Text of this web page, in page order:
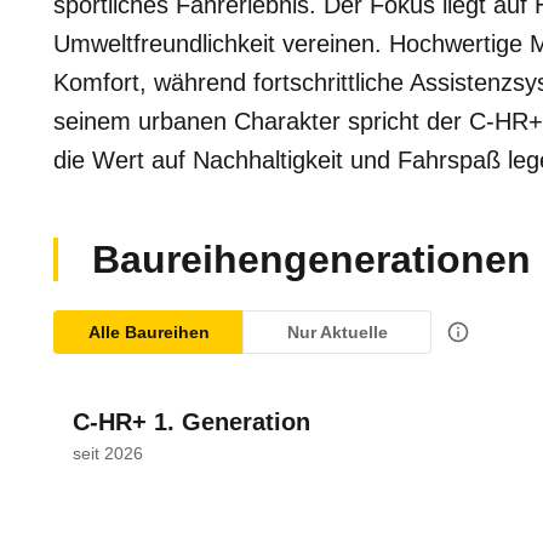
Umweltfreundlichkeit vereinen. Hochwertige
Komfort, während fortschrittliche
seinem urbanen Charakter spricht der C-
die Wert auf Nachhaltigkeit und Fahrspaß
Baureihengenerationen
Alle Baureihen Nur Aktuelle
C-HR+ 1. Generation
seit 2026